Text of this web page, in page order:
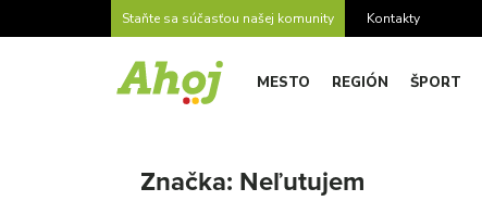
Staňte sa súčasťou našej komunity Kontakty
MESTO REGIÓN ŠPORT
Značka: Neľutujem